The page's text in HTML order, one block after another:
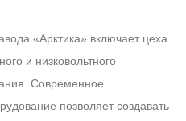
«Арктика» включает цеха
и низковольтного
Современное
позволяет создавать